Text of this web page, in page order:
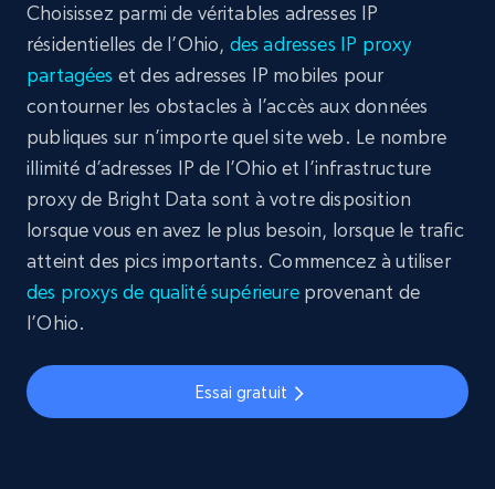
Choisissez parmi de véritables adresses IP
résidentielles de l’Ohio, des adresses IP proxy
partagées et des adresses IP mobiles pour
contourner les obstacles à l’accès aux données
publiques sur n’importe quel site web. Le nombre
illimité d’adresses IP de l’Ohio et l’infrastructure
proxy de Bright Data sont à votre disposition
lorsque vous en avez le plus besoin, lorsque le trafic
atteint des pics importants. Commencez à utiliser
des proxys de qualité supérieureprovenant de
l’Ohio.
Essai gratuit